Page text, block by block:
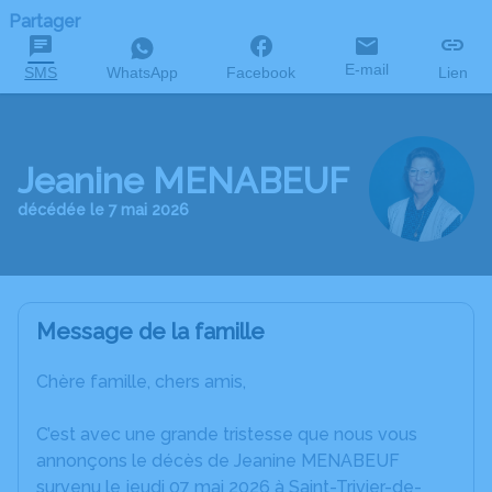
Partager
SMS WhatsApp Facebook E-mail Lien
Jeanine MENABEUF
décédée le 7 mai 2026
Message de la famille
Chère famille, chers amis,
C’est avec une grande tristesse que nous vous
annonçons le décès de Jeanine MENABEUF
survenu le jeudi 07 mai 2026 à Saint-Trivier-de-